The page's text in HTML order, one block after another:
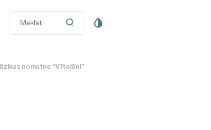
nometne “Vītolēni”